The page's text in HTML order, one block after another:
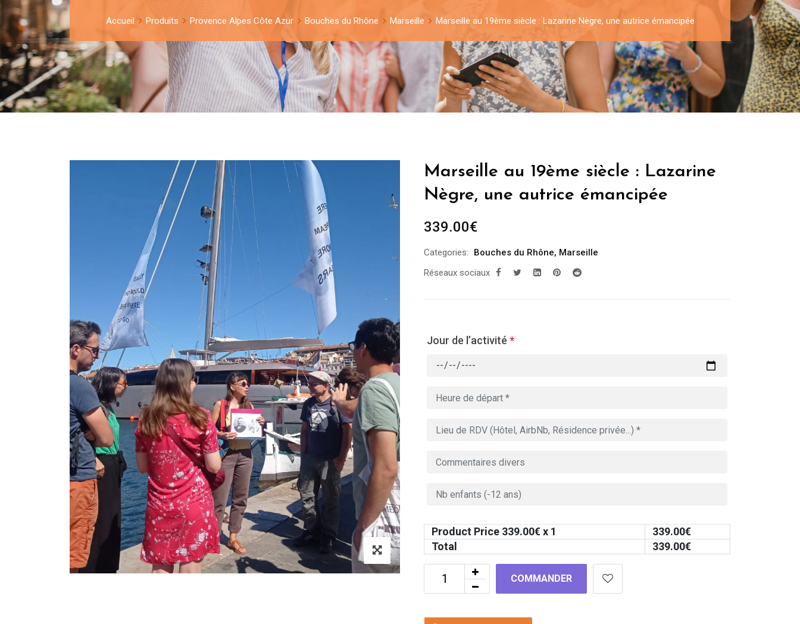
Accueil Produits Provence Alpes Côte Azur Bouches du Rhône Marseille Marseille au 19ème siècle : Lazarine Nègre, une autrice émancipée
Marseille au 19ème siècle : Lazarine
Nègre, une autrice émancipée
339.00€
Categories: Bouches du Rhône, Marseille
Réseaux sociaux
Jour de l’activité *
Product Price 339.00€ x 1 339.00€
Total
339.00€
COMMANDER